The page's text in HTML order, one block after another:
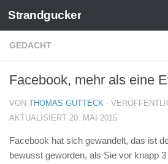
Zum Inhalt springen
Strandgucker
GEDACHT
Facebook, mehr als eine
VON THOMAS GUTTECK ·
AKTUALISIERT 20. MAI 2015
Facebook hat sich gewandelt, das ist
bewusst geworden, als Sie vor knapp